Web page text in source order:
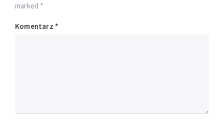
marked *
Komentarz *